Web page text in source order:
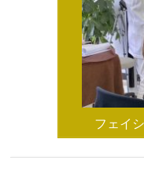
フェイ